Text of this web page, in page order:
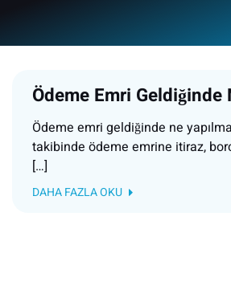
Ödeme Emri Geldiğinde
Ödeme emri geldiğinde ne
takibinde ödeme emrine itiraz,
[…]
DAHA FAZLA OKU